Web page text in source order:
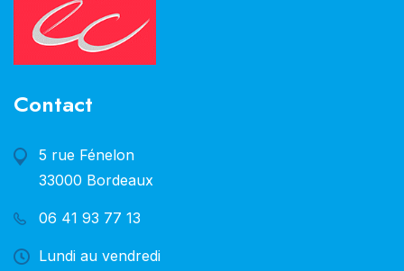
Contact
5 rue Fénelon
33000 Bordeaux
06 41 93 77 13
Lundi au vendredi